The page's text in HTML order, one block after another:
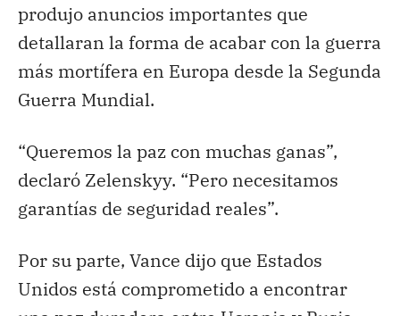
produjo anuncios importantes que
detallaran la forma de acabar con la guerra
más mortífera en Europa desde la Segunda
Guerra Mundial.
“Queremos la paz con muchas ganas”,
declaró Zelenskyy. “Pero necesitamos
garantías de seguridad reales”.
Por su parte, Vance dijo que Estados
Unidos está comprometido a encontrar